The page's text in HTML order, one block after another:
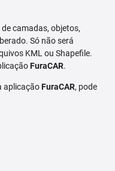
camadas, objetos,
Só não será
KML ou Shapefile.
FuraCAR.
aplicaçãoFuraCAR, pode